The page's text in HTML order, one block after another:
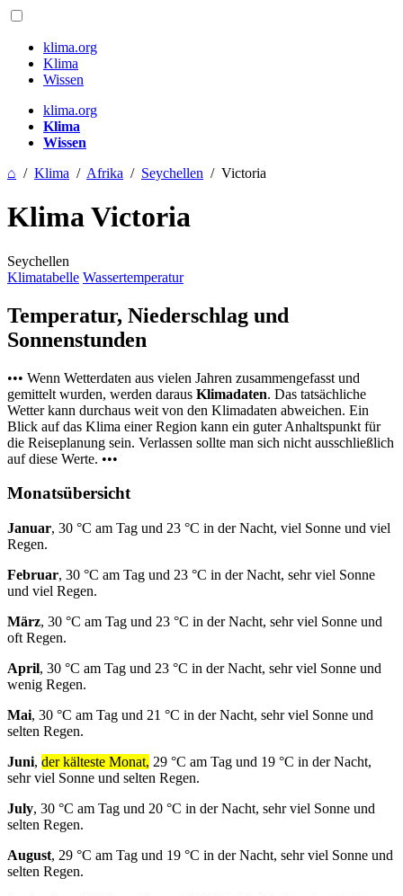
klima.org
Klima
Wissen
klima.org
Klima
Wissen
⌂ / Klima / Afrika / Seychellen / Victoria
Klima Victoria
Seychellen
Klimatabelle Wassertemperatur
Temperatur, Niederschlag und
Sonnenstunden
••• Wenn Wetterdaten aus vielen Jahren zusammengefasst und
gemittelt wurden, werden daraus Klimadaten. Das tatsächliche
Wetter kann durchaus weit von den Klimadaten abweichen. Ein
Blick auf das Klima einer Region kann ein guter Anhaltspunkt für
die Reiseplanung sein. Verlassen sollte man sich nicht ausschließlich
auf diese Werte. •••
Monatsübersicht
Januar, 30 °C am Tag und 23 °C in der Nacht, viel Sonne und viel
Regen.
Februar, 30 °C am Tag und 23 °C in der Nacht, sehr viel Sonne
und viel Regen.
März, 30 °C am Tag und 23 °C in der Nacht, sehr viel Sonne und
oft Regen.
April, 30 °C am Tag und 23 °C in der Nacht, sehr viel Sonne und
wenig Regen.
Mai, 30 °C am Tag und 21 °C in der Nacht, sehr viel Sonne und
selten Regen.
Juni, der kälteste Monat, 29 °C am Tag und 19 °C in der Nacht,
sehr viel Sonne und selten Regen.
July, 30 °C am Tag und 20 °C in der Nacht, sehr viel Sonne und
selten Regen.
August, 29 °C am Tag und 19 °C in der Nacht, sehr viel Sonne und
selten Regen.